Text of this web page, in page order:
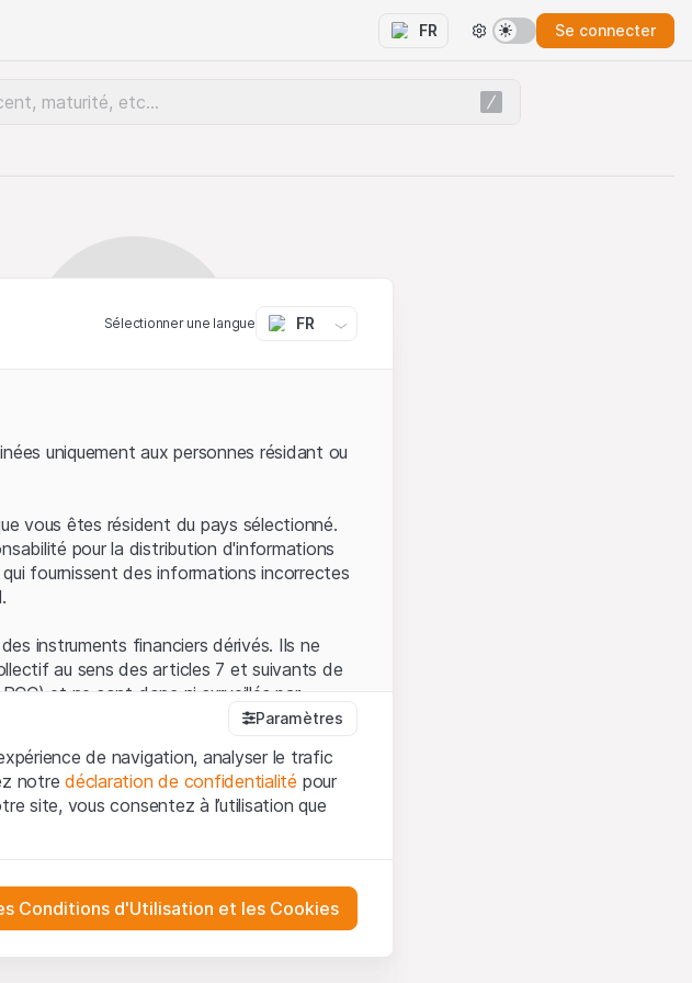
FR Se connecter
Sélectionner une langue FR
uniquement aux personnes résidant ou
vous êtes résident du pays sélectionné.
pour la distribution d'informations
fournissent des informations incorrectes
instruments financiers dérivés. Ils ne
au sens des articles 7 et suivants de
et ne sont donc ni surveillés par
ni enregistrés auprès de la FINMA.
"Site Web"), vous confirmez que vous
les notes importantes et les
droits d'auteur, de conception et de
Paramètres
de navigation, analyser le trafic
notredéclaration de confidentialité pour
site, vous consentez à l’utilisation que
et ne peuvent pas être désactivés.
Conditions d'Utilisation et les Cookies